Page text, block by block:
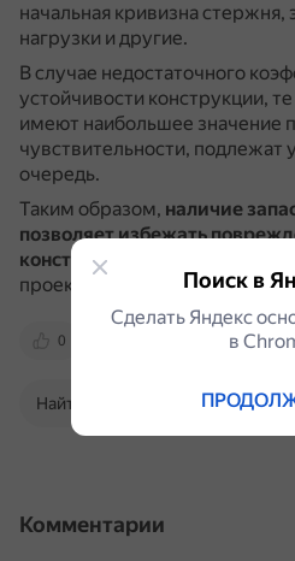
начальная кривизна стержня,
нагрузки и другие.
В случае недостаточного
устойчивости конструкции,
имеют наибольшее значение
чувствительности,
очередь.
Таким образом, наличие
позволяет избежать
конструкции
проектирования,
0 toehelp.ru
Найти в Поиске
Комментарии
Поиск в
Сделать Яндекс
в